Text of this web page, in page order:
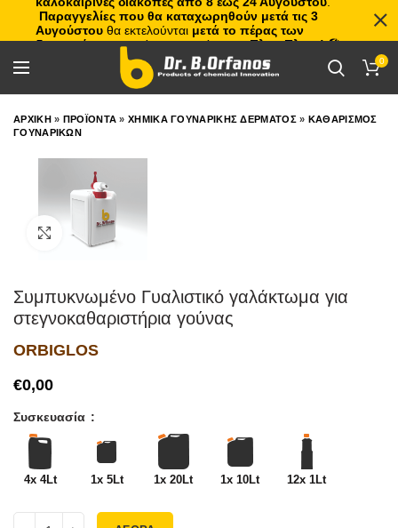
0
ΑΡΧΙΚΗ» ΠΡΟΪΟΝΤΑ »ΧΗΜΙΚΑ ΓΟΥΝΑΡΙΚΗΣ ΔΕΡΜΑΤΟΣ » ΚΑΘΑΡΙΣΜΟΣ
ΓΟΥΝΑΡΙΚΩΝ
Click to enlarge
Συμπυκνωμένο Γυαλιστικό γαλάκτωμα για
στεγνοκαθαριστήρια γούνας
ORBIGLOS
€
Συσκευασία
4x 4Lt 1x 5Lt 1x 20Lt 1x 10Lt 12x 1Lt
Παραγγελίες που θα καταχωρηθούν μετά τις 3
Αυγούστου θα εκτελούνται μετά το πέρας των
διακοπών, με σειρά προτεραιότητας.Πλιτς Πλατς!🏖️🌊